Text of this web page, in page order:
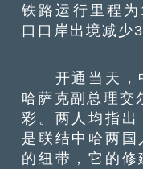
铁路运行里程
口口岸出境减少
开通当天，
哈萨克副总理交
彩。两人均指出
是联结中哈两
的纽带，它的